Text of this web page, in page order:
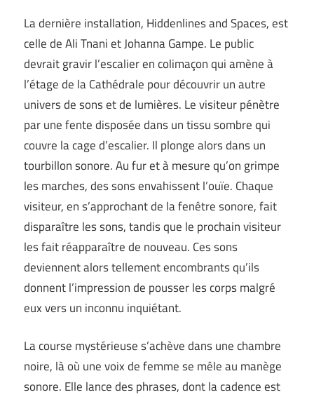
La dernière installation, Hiddenlines and Spaces, est
celle de Ali Tnani et Johanna Gampe. Le public
devrait gravir l’escalier en colimaçon qui amène à
l’étage de la Cathédrale pour découvrir un autre
univers de sons et de lumières. Le visiteur pénètre
par une fente disposée dans un tissu sombre qui
couvre la cage d’escalier. Il plonge alors dans un
tourbillon sonore. Au fur et à mesure qu’on grimpe
les marches, des sons envahissent l’ouïe. Chaque
visiteur, en s’approchant de la fenêtre sonore, fait
disparaître les sons, tandis que le prochain visiteur
les fait réapparaître de nouveau. Ces sons
deviennent alors tellement encombrants qu’ils
donnent l’impression de pousser les corps malgré
eux vers un inconnu inquiétant.
La course mystérieuse s’achève dans une chambre
noire, là où une voix de femme se mêle au manège
sonore. Elle lance des phrases, dont la cadence est